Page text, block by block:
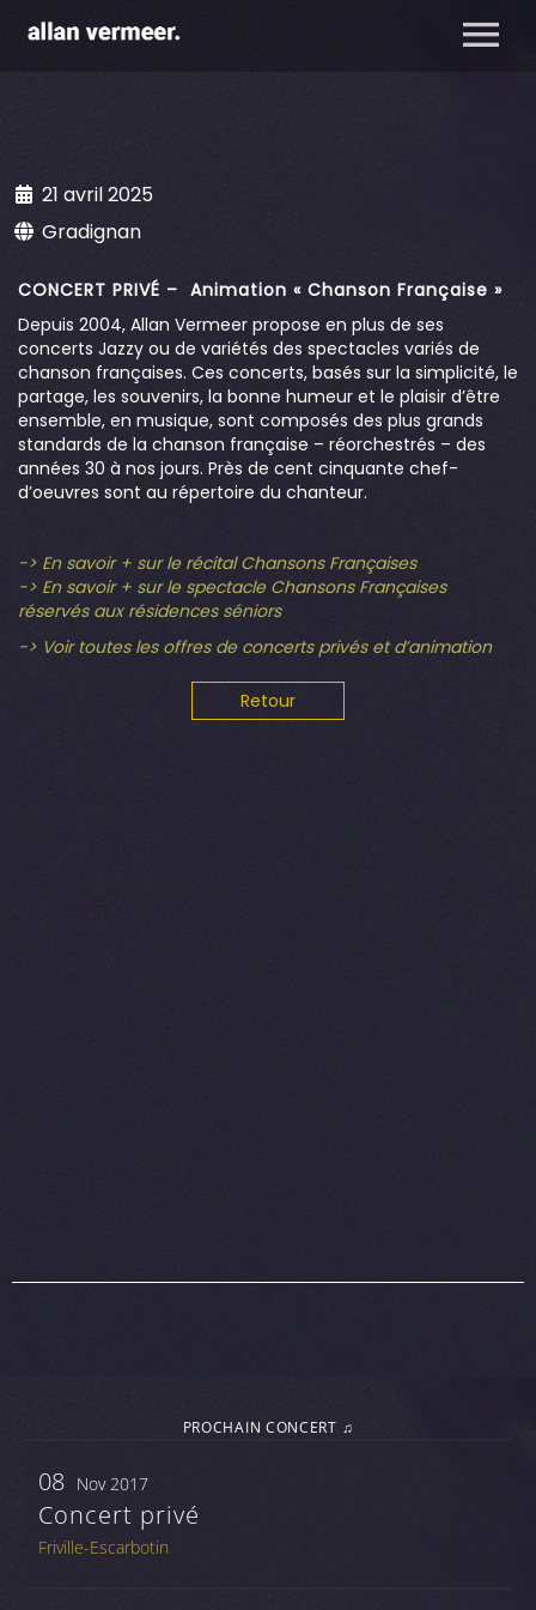
21 avril 2025
Gradignan
CONCERT PRIVÉ – Animation « Chanson Française »
Depuis 2004, Allan Vermeer propose en plus de ses
concerts Jazzy ou de variétés des spectacles variés de
chanson françaises. Ces concerts, basés sur la simplicité, le
partage, les souvenirs, la bonne humeur et le plaisir d’être
ensemble, en musique, sont composés des plus grands
standards de la chanson française – réorchestrés – des
années 30 à nos jours. Près de cent cinquante chef-
d’oeuvres sont au répertoire du chanteur.
-> En savoir + sur le récital Chansons Françaises
-> En savoir + sur le spectacle Chansons Françaises
réservés aux résidences séniors
-> Voir toutes les offres de concerts privés et d’animation
Retour
PROCHAIN CONCERT ♫
08 Nov 2017
Concert privé
Friville-Escarbotin